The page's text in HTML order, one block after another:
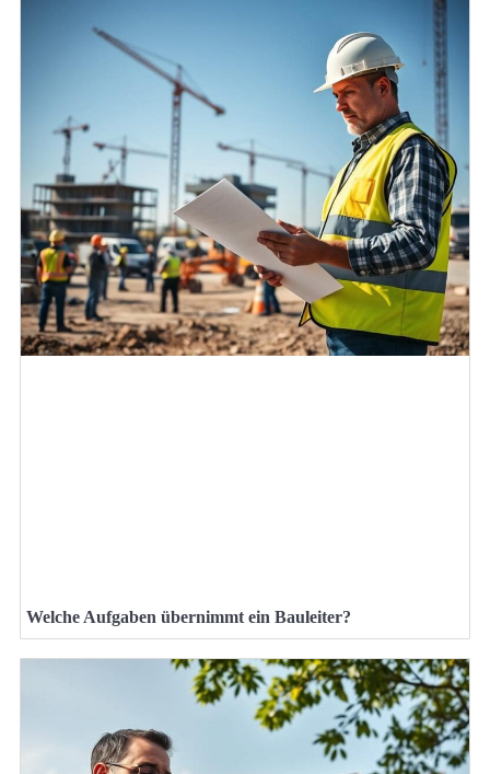
Welche Aufgaben übernimmt ein Bauleiter?